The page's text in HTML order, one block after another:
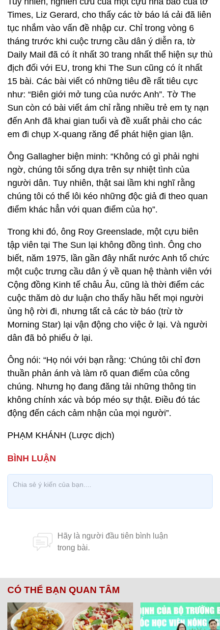
Times, Liz Gerard, cho thấy các tờ báo lá cải đã liên
tục nhắm vào vấn đề nhập cư. Chỉ trong vòng 6
tháng trước khi cuộc trưng cầu dân ý diễn ra, tờ
Daily Mail đã có ít nhất 30 trang nhất thể hiện sự thù
địch đối với EU, trong khi The Sun cũng có ít nhất
15 bài. Các bài viết có những tiêu đề rất tiêu cực
như: “Biên giới mở tung của nước Anh”. Tờ The
Sun còn có bài viết ám chỉ rằng nhiều trẻ em tỵ nạn
đến Anh đã khai gian tuổi và đề xuất phải cho các
em đi chụp X-quang răng để phát hiện gian lận.
Ông Gallagher biện minh: “Không có gì phải nghi
ngờ, chúng tôi sống dựa trên sự nhiệt tình của
người dân. Tuy nhiên, thật sai lầm khi nghĩ rằng
chúng tôi có thể lôi kéo những độc giả đi theo quan
điểm khác hẳn với quan điểm của họ”.
Trong khi đó, ông Roy Greenslade, một cựu biên
tập viên tại The Sun lại không đồng tình. Ông cho
biết, năm 1975, lần gần đây nhất nước Anh tổ chức
một cuộc trưng cầu dân ý về quan hệ thành viên với
Cộng đồng Kinh tế châu Âu, cũng là thời điểm các
cuộc thăm dò dư luận cho thấy hầu hết mọi người
ủng hộ rời đi, nhưng tất cả các tờ báo (trừ tờ
Morning Star) lại vận động cho việc ở lại. Và người
dân đã bỏ phiếu ở lại.
Ông nói: “Họ nói với bạn rằng: ‘Chúng tôi chỉ đơn
thuần phản ánh và làm rõ quan điểm của công
chúng. Nhưng họ đang đăng tải những thông tin
không chính xác và bóp méo sự thật. Điều đó tác
động đến cách cảm nhận của mọi người”.
PHẠM KHÁNH (Lược dịch)
CÓ THỂ BẠN QUAN TÂM